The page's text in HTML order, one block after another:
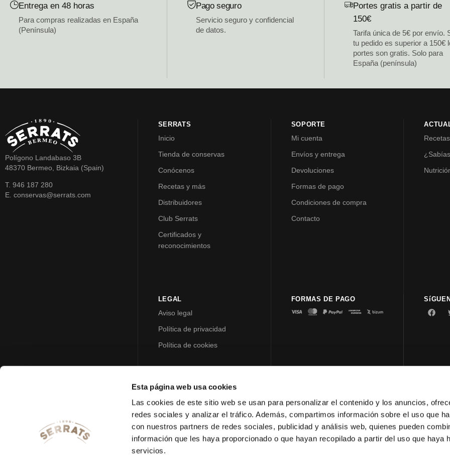
Esta página web usa cookies
Las cookies de este sitio web se usan para personalizar el contenido y los anuncios,
redes sociales y analizar el tráfico. Además, compartimos información sobre el uso que
con nuestros partners de redes sociales, publicidad y análisis web, quienes pueden
información que les haya proporcionado o que hayan recopilado a partir del uso que haya
servicios.
Entrega en 48 horas
Para compras realizadas en España
(Península)
Pago seguro
Servicio seguro y confidencial
de datos.
Portes gratis a partir de
150€
Tarifa única de 5€ por envío.
tu pedido es superior a 150€
portes son gratis. Solo para
España (península)
Polígono Landabaso 3B
48370 Bermeo, Bizkaia (Spain)
T. 946 187 280
E. conservas@serrats.com
SERRATS
Inicio
Tienda de conservas
Conócenos
Recetas y más
Distribuidores
Club Serrats
Certificados y
reconocimientos
SOPORTE
Mi cuenta
Envíos y entrega
Devoluciones
Formas de pago
Condiciones de compra
Contacto
Recetas
LEGAL
Aviso legal
Política de privacidad
Política de cookies
FORMAS DE PAGO
© 2023